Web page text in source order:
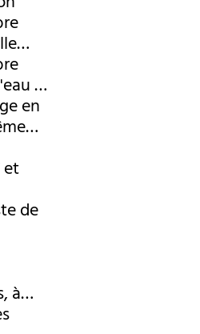
et
en
de
à